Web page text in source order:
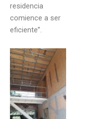
residencia
comience a ser
eficiente”.